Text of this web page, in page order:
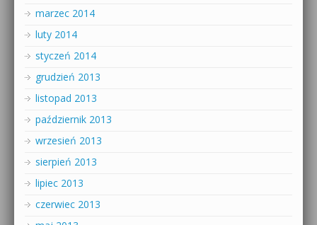
marzec 2014
luty 2014
styczeń 2014
grudzień 2013
listopad 2013
październik 2013
wrzesień 2013
sierpień 2013
lipiec 2013
czerwiec 2013